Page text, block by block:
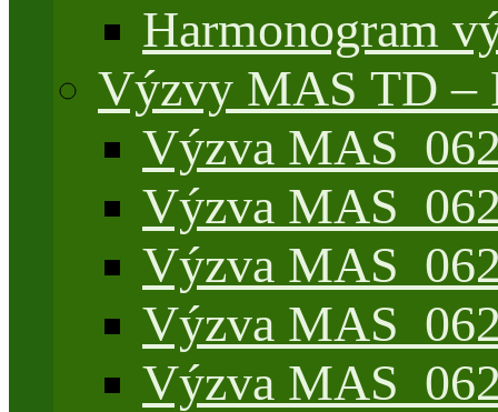
Harmonogram
Výzvy MAS TD –
Výzva
Výzva
Výzva
Výzva
Výzva